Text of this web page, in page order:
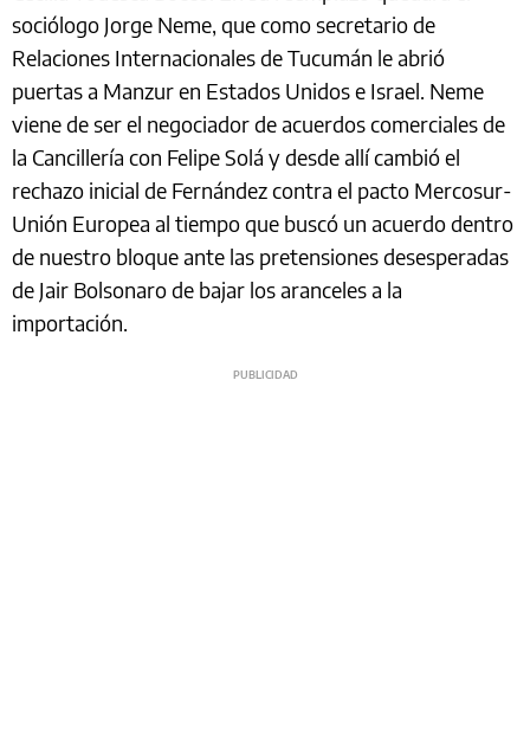
sociólogo Jorge Neme, que como secretario de
Relaciones Internacionales de Tucumán le abrió
puertas a Manzur en Estados Unidos e Israel. Neme
viene de ser el negociador de acuerdos comerciales de
la Cancillería con Felipe Solá y desde allí cambió el
rechazo inicial de Fernández contra el pacto Mercosur-
Unión Europea al tiempo que buscó un acuerdo dentro
de nuestro bloque ante las pretensiones desesperadas
de Jair Bolsonaro de bajar los aranceles a la
importación.